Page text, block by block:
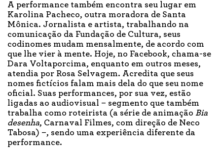
A performance também encontra seu lugar em
Karolina Pacheco, outra moradora de Santa
Mônica. Jornalista e artista, trabalhando na
comunicação da Fundação de Cultura, seus
codinomes mudam mensalmente, de acordo com
que lhe vier à mente. Hoje, no Facebook, chama-se
Dara Voltaporcima, enquanto em outros meses,
atendia por Rosa Selvagem. Acredita que seus
nomes fictícios falam mais dela do que seu nome
oficial. Suas performances, por sua vez, estão
ligadas ao audiovisual – segmento que também
trabalha como roteirista (a série de animação Bia
desenha, Carnaval Filmes, com direção de Neco
Tabosa) –, sendo uma experiência diferente da
performance.